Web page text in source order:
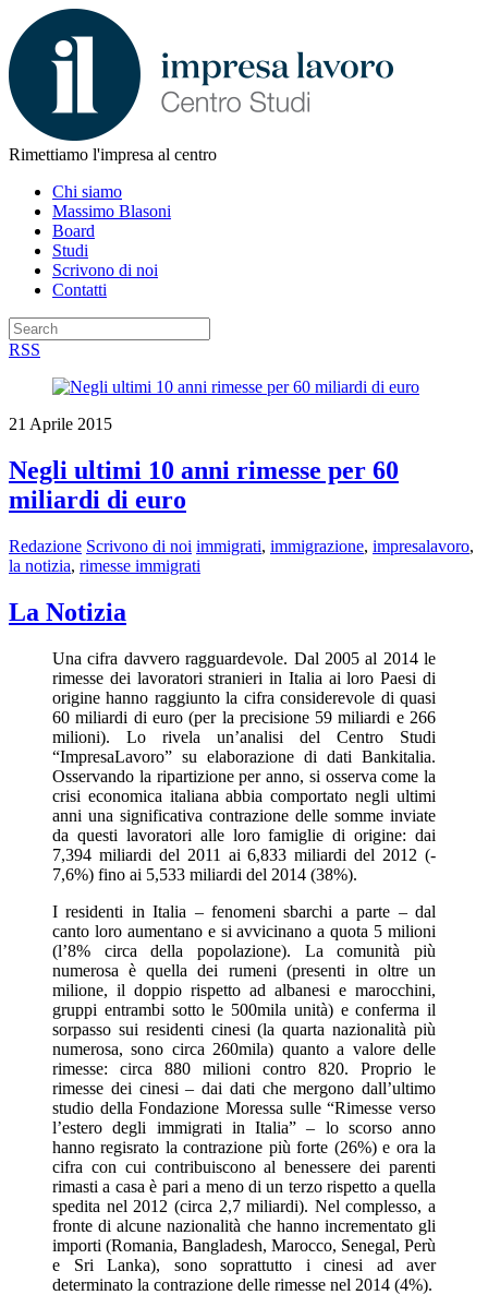
Rimettiamo l'impresa al centro
Chi siamo
Massimo Blasoni
Board
Studi
Scrivono di noi
Contatti
RSS
21 Aprile 2015
Negli ultimi 10 anni rimesse per 60
miliardi di euro
Redazione Scrivono di noi immigrati, immigrazione, impresalavoro,
la notizia, rimesse immigrati
La Notizia
Una cifra davvero ragguardevole. Dal 2005 al 2014 le
rimesse dei lavoratori stranieri in Italia ai loro Paesi di
origine hanno raggiunto la cifra considerevole di quasi
60 miliardi di euro (per la precisione 59 miliardi e 266
milioni). Lo rivela un’analisi del Centro Studi
“ImpresaLavoro” su elaborazione di dati Bankitalia.
Osservando la ripartizione per anno, si osserva come la
crisi economica italiana abbia comportato negli ultimi
anni una significativa contrazione delle somme inviate
da questi lavoratori alle loro famiglie di origine: dai
7,394 miliardi del 2011 ai 6,833 miliardi del 2012 (­
7,6%) fino ai 5,533 miliardi del 2014 (­38%).
I residenti in Italia – fenomeni sbarchi a parte – dal
canto loro aumentano e si avvicinano a quota 5 milioni
(l’8% circa della popolazione). La comunità più
numerosa è quella dei rumeni (presenti in oltre un
milione, il doppio rispetto ad albanesi e marocchini,
gruppi entrambi sotto le 500mila unità) e conferma il
sorpasso sui residenti cinesi (la quarta nazionalità più
numerosa, sono circa 260mila) quanto a valore delle
rimesse: circa 880 milioni contro 820. Proprio le
rimesse dei cinesi – dai dati che mergono dall’ultimo
studio della Fondazione Moressa sulle “Rimesse verso
l’estero degli immigrati in Italia” – lo scorso anno
hanno regisrato la contrazione più forte (­26%) e ora la
cifra con cui contribuiscono al benessere dei parenti
rimasti a casa è pari a meno di un terzo rispetto a quella
spedita nel 2012 (circa 2,7 miliardi). Nel complesso, a
fronte di alcune nazionalità che hanno incrementato gli
importi (Romania, Bangladesh, Marocco, Senegal, Perù
e Sri Lanka), sono soprattutto i cinesi ad aver
determinato la contrazione delle rimesse nel 2014 (­4%).